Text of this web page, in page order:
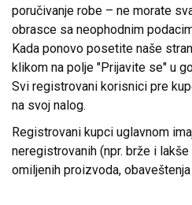
poručivanje robe – ne morate
obrasce sa neophodnim
Kada ponovo posetite naše
klikom na polje "Prijavite se" u
Svi registrovani korisnici pre
na svoj nalog.
Registrovani kupci uglavnom
neregistrovanih (npr. brže i
omiljenih proizvoda,